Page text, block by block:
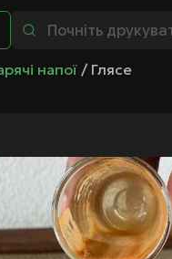
напої/ Глясе